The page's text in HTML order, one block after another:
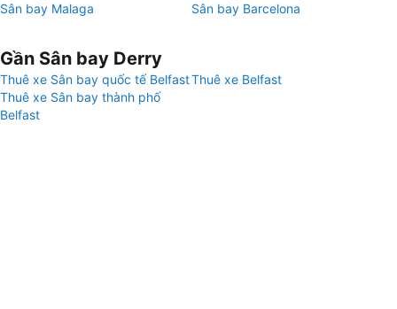
Sân bay Malaga
Sân bay Barcelona
Gần Sân bay Derry
Thuê xe Sân bay quốc tế BelfastThuê xe Belfast
Thuê xe Sân bay thành phố
Belfast